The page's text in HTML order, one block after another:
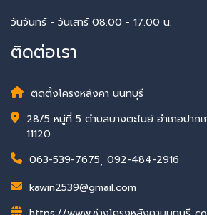
วันจันทร์ - วันเสาร์ 08:00 - 17:00 น.
ติดต่อเรา
ติดตั้งโครงหลังคา นนทบุรี
28/5 หมู่ที่ 5 ตำบลบางตะไนย์ อำเภอปาก
11120
063-539-7675, 092-484-2916
kawin2539@gmail.com